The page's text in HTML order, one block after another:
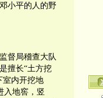
小平的人的野
督局稽查大队
擅长“土方挖
室内开挖地
入地窖，竖